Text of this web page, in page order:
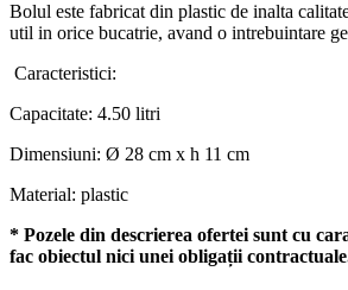
Bolul este fabricat din plastic de inalta
util in orice bucatrie, avand o intrebuintare
Caracteristici:
Capacitate: 4.50 litri
Dimensiuni: Ø 28 cm x h 11 cm
Material: plastic
* Pozele din descrierea ofertei sunt cu
fac obiectul nici unei obligații